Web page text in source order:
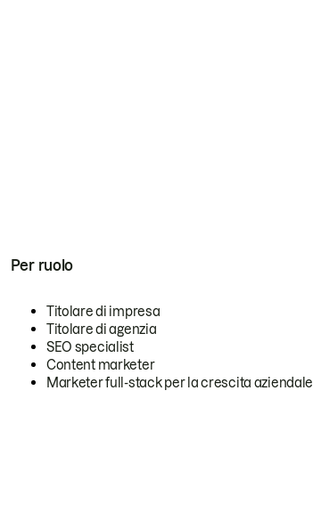
Per ruolo
Titolare di impresa
Titolare di agenzia
SEO specialist
Content marketer
Marketer full-stack per la crescita aziendale